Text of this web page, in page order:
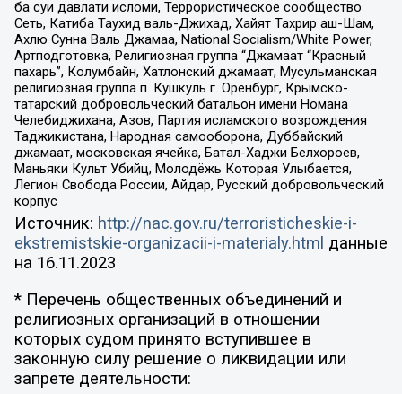
ба суи давлати исломи, Террористическое сообщество
Сеть, Катиба Таухид валь-Джихад, Хайят Тахрир аш-Шам,
Ахлю Сунна Валь Джамаа, National Socialism/White Power,
Артподготовка, Религиозная группа “Джамаат “Красный
пахарь”, Колумбайн, Хатлонский джамаат, Мусульманская
религиозная группа п. Кушкуль г. Оренбург, Крымско-
татарский добровольческий батальон имени Номана
Челебиджихана, Азов, Партия исламского возрождения
Таджикистана, Народная самооборона, Дуббайский
джамаат, московская ячейка, Батал-Хаджи Белхороев,
Маньяки Культ Убийц, Молодёжь Которая Улыбается,
Легион Свобода России, Айдар, Русский добровольческий
корпус
Источник: http://nac.gov.ru/terroristicheskie-i-
ekstremistskie-organizacii-i-materialy.html данные
на 16.11.2023
* Перечень общественных объединений и
религиозных организаций в отношении
которых судом принято вступившее в
законную силу решение о ликвидации или
запрете деятельности: